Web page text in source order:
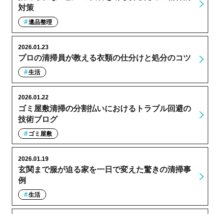
対策
遺品整理
プロの清掃員が教える衣類の仕分けと処分のコツ
2026.01.23
生活
ゴミ屋敷清掃の分割払いにおけるトラブル回避の
技術ブログ
2026.01.22
ゴミ屋敷
玄関まで服が迫る家を一日で変えた驚きの清掃事
例
2026.01.19
生活